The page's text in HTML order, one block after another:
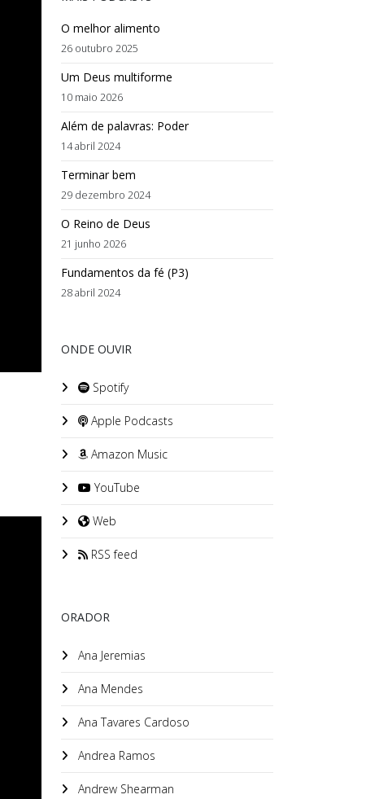
O melhor alimento
26 outubro 2025
Um Deus multiforme
10 maio 2026
Além de palavras: Poder
14 abril 2024
Terminar bem
29 dezembro 2024
O Reino de Deus
21 junho 2026
Fundamentos da fé (P3)
28 abril 2024
ONDE OUVIR
Spotify
Apple Podcasts
Amazon Music
YouTube
Web
RSS feed
ORADOR
Ana Jeremias
Ana Mendes
Ana Tavares Cardoso
Andrea Ramos
Andrew Shearman